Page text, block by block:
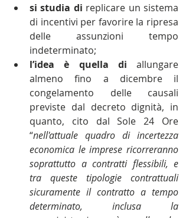
si studia di replicare un sistema
di incentivi per favorire la ripresa
delle assunzioni tempo
indeterminato;
l’idea è quella di allungare
almeno fino a dicembre il
congelamento delle causali
previste dal decreto dignità, in
quanto, cito dal Sole 24 Ore
“nell'attuale quadro di incertezza
economica le imprese ricorreranno
soprattutto a contratti flessibili, e
tra queste tipologie contrattuali
sicuramente il contratto a tempo
determinato, inclusa la